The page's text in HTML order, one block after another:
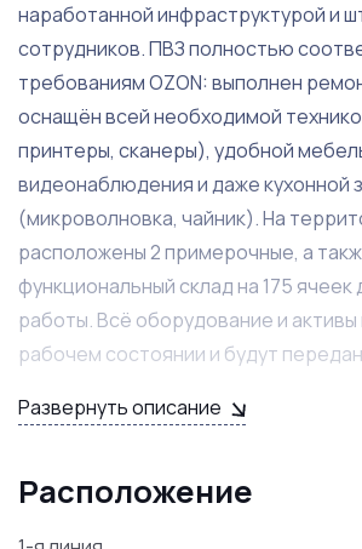
наработанной инфраструктурой и
сотрудников. ПВЗ полностью
требованиям OZON: выполнен
оснащён всей необходимой
принтеры, сканеры), удобной
видеонаблюдения и даже кухонной
(микроволновка, чайник). На
расположены 2 примерочные, а
функциональный склад на 175
работы. Всё оборудование и активы
рабочем состоянии и будут
40 тысяч рублей в месяц и выше,
Развернуть описание
Расположение